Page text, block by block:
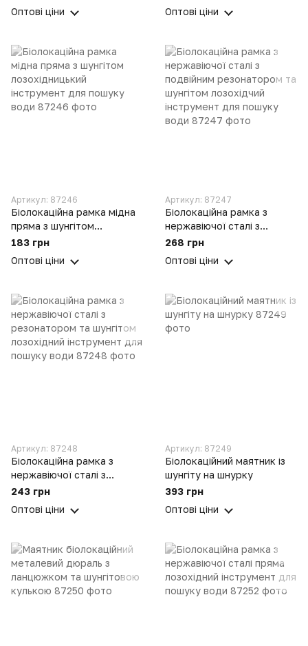
пошуку води
Оптові ціни
Оптові ціни
Артикул: 87246
Біолокаційна рамка мідна
пряма з шунгітом
лозохідницький
води
183 грн
Оптові ціни
Артикул: 87247
Біолокаційна рамка з
нержавіючої сталі з
подвійним резонатором та
інструмент для пошуку
268 грн
Оптові ціни
Артикул: 87248
Біолокаційна рамка з
нержавіючої сталі з
резонатором та шунгітом
пошуку води
243 грн
Оптові ціни
Артикул: 87249
Біолокаційний маятник із
шунгіту на шнурку
393 грн
Оптові ціни